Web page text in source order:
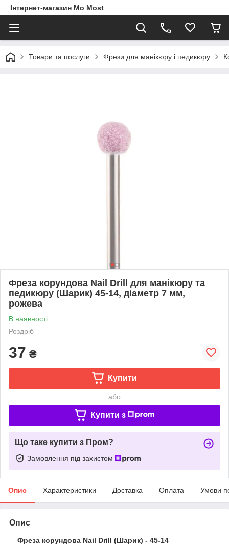
Інтернет-магазин Mo Most
Товари та послуги Фрези для манікюру і педикюру
Фреза корундова Nail Drill для манікюру та
педикюру (Шарик) 45-14, діаметр 7 мм,
рожева
В наявності
Роздріб
37 ₴
Купити
або
Купити з
Що таке купити з Пром?
Замовлення під захистом
Опис Характеристики Доставка Оплата Умови
Опис
Фреза корундова Nail Drill (Шарик) - 45-14